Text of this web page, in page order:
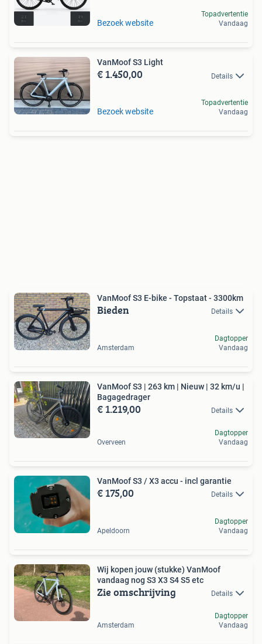
Bezoek website
Topadvertentie
Vandaag
VanMoof S3 Light
€ 1.450,00 Details
Bezoek website
Topadvertentie
Vandaag
VanMoof S3 E-bike - Topstaat - 3300km
Bieden Details
Amsterdam
Dagtopper
Vandaag
VanMoof S3 | 263 km | Nieuw | 32 km/u |
Bagagedrager
€ 1.219,00 Details
Overveen
Dagtopper
Vandaag
VanMoof S3 / X3 accu - incl garantie
€ 175,00 Details
Apeldoorn
Dagtopper
Vandaag
Wij kopen jouw (stukke) VanMoof
vandaag nog S3 X3 S4 S5 etc
Zie omschrijving Details
Amsterdam
Dagtopper
Vandaag